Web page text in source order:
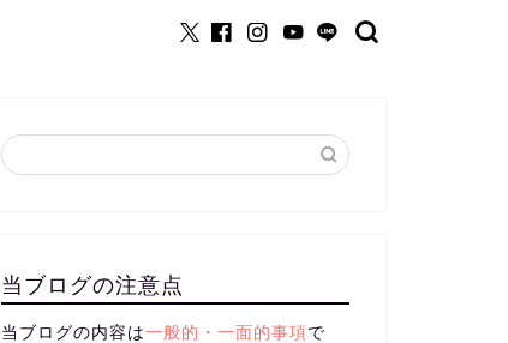
当ブログの注意点
当ブログの内容は一般的・一面的事項 で